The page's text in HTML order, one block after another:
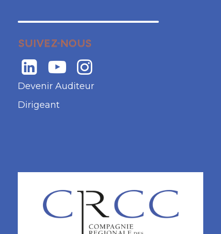
SUIVEZ-NOUS
Devenir Auditeur
Dirigeant